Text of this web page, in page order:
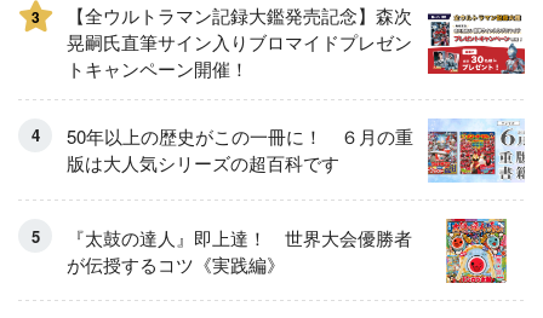
3
【全ウルトラマン記録大鑑発売記念】森次
晃嗣氏直筆サイン入りブロマイドプレゼン
トキャンペーン開催！
50年以上の歴史がこの一冊に！ ６月の重
版は大人気シリーズの超百科です
『太鼓の達人』即上達！ 世界大会優勝者
が伝授するコツ《実践編》